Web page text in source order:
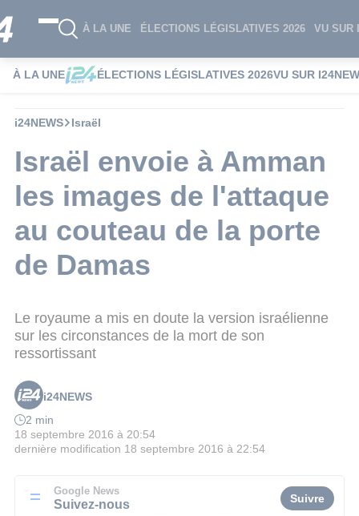
À LA UNE ÉLECTIONS LÉGISLATIVES 2026 VU SUR
À LA UNE ÉLECTIONS LÉGISLATIVES 2026VU SUR
i24NEWS Israël
Israël envoie à Amman
les images de l'attaque
au couteau de la porte
de Damas
Le royaume a mis en doute la version israélienne
sur les circonstances de la mort de son
ressortissant
i24NEWS
2 min
18 septembre 2016 à 20:54
dernière modification 18 septembre 2016 à 22:54
Google News
Suivez-nous Suivre